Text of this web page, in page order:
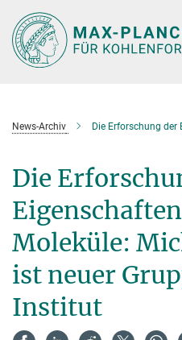
Hauptinhalt
News-Archiv Die Erforschung der Eigenschaften
Die
Moleküle:
ist neuer
Institut